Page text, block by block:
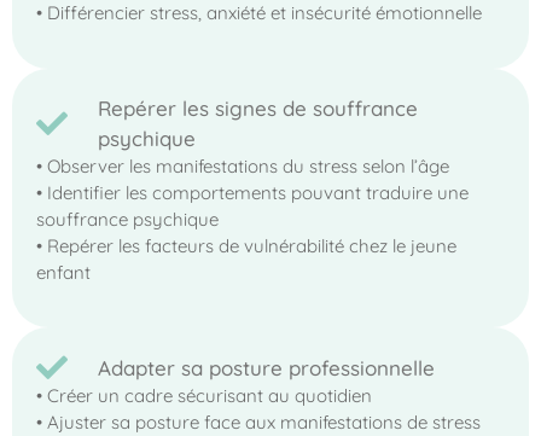
• Différencier stress, anxiété et insécurité émotionnelle
Repérer les signes de souffrance
psychique
• Observer les manifestations du stress selon l’âge
• Identifier les comportements pouvant traduire une
souffrance psychique
• Repérer les facteurs de vulnérabilité chez le jeune
enfant
Adapter sa posture professionnelle
• Créer un cadre sécurisant au quotidien
• Ajuster sa posture face aux manifestations de stress